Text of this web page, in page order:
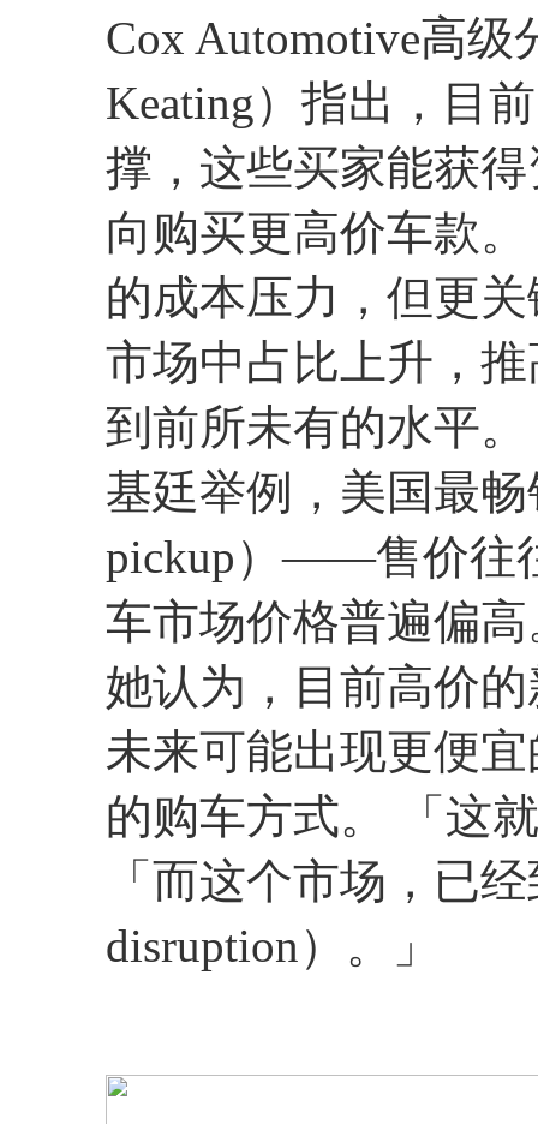
Cox Automotive高级
Keating）指出，目
撑，这些买家能获
向购买更高价车款
的成本压力，但更
市场中占比上升，
到前所未有的水平。
基廷举例，美国最
pickup）——售价往
车市场价格普遍偏高
她认为，目前高价
未来可能出现更便
的购车方式。 「这
「而这个市场，已
disruption）。」